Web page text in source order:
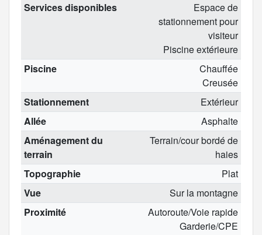
Services disponibles
Espace de
stationnement pour
visiteur
Piscine extérieure
Piscine
Chauffée
Creusée
Stationnement
Extérieur
Allée
Asphalte
Aménagement du
terrain
Terrain/cour bordé de
haies
Topographie
Plat
Vue
Sur la montagne
Proximité
Autoroute/Voie rapide
Garderie/CPE